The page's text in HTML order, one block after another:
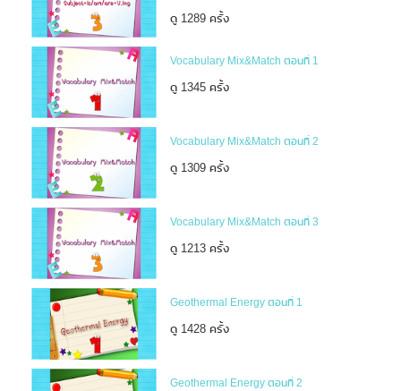
ดู 1289 ครั้ง
Vocabulary Mix&Match ตอนที่ 1
ดู 1345 ครั้ง
Vocabulary Mix&Match ตอนที่ 2
ดู 1309 ครั้ง
Vocabulary Mix&Match ตอนที่ 3
ดู 1213 ครั้ง
Geothermal Energy ตอนที่ 1
ดู 1428 ครั้ง
Geothermal Energy ตอนที่ 2